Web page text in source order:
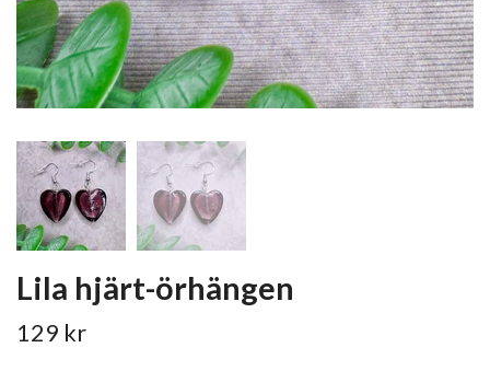
Lila hjärt-örhängen
129 kr